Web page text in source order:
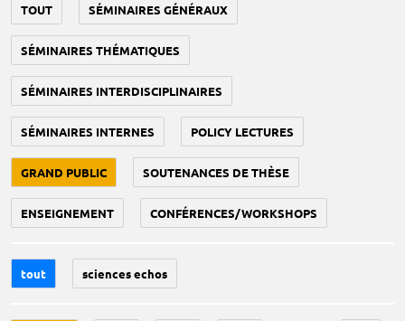
TOUT SÉMINAIRES GÉNÉRAUX
SÉMINAIRES THÉMATIQUES
SÉMINAIRES INTERDISCIPLINAIRES
SÉMINAIRES INTERNES POLICY LECTURES
GRAND PUBLIC SOUTENANCES DE THÈSE
ENSEIGNEMENT CONFÉRENCES/WORKSHOPS
tout sciences echos